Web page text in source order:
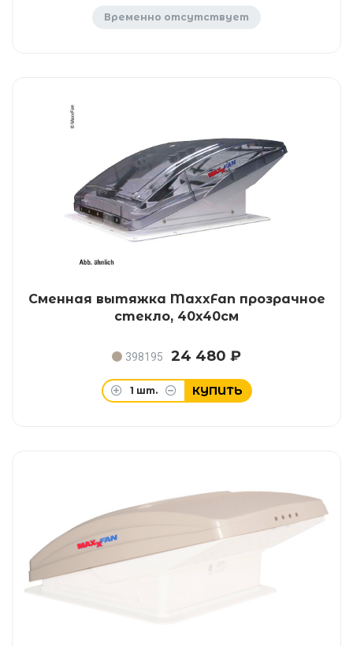
Временно отсутствует
Сменная вытяжка MaxxFan прозрачное
стекло, 40x40см
398195 24 480 ₽
1 шт. КУПИТЬ